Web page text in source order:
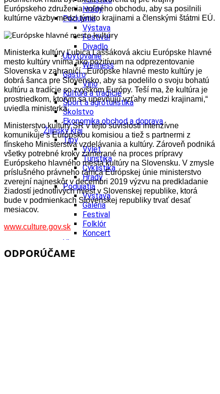
Hrady
Podujatia
Výstava
Festival
Divadlo
Ubytovanie
Wellness
Gastro
Víno
Kultúra a tradície
Šport a agroturistika
Školstvo
Ekonomika obchod a doprava
Žilinský kraj
Tipy
Výlet
Turistika
Cyklistika
Hrady
Podujatia
Výstava
Galéria
Festival
Folklór
Koncert
Ubytovanie
Európskeho združenia voľného obchodu, aby sa posilnili
kultúrne väzby medzi týmito krajinami a členskými štátmi EÚ.
Ministerka kultúry Ľubica Laššáková akciu Európske hlavné
mesto kultúry vníma ako pozitívum na odprezentovanie
Slovenska v zahraničí. „Európske hlavné mesto kultúry je
dobrá šanca pre Slovensko, aby sa podelilo o svoju bohatú
kultúru a tradície so zvyškom Európy. Teší ma, že kultúra je
prostriedkom, ktorým sa upevňujú vzťahy medzi krajinami,“
uviedla ministerka.
Ministerstvo kultúry SR v tejto súvislosti intenzívne
komunikuje s Európskou komisiou a tiež s partnermi z
fínskeho Ministerstva vzdelávania a kultúry. Zároveň podniká
všetky potrebné kroky zamerané na proces prípravy
Európskeho hlavného mesta kultúry na Slovensku. V zmysle
príslušného právneho rámca Európskej únie ministerstvo
zverejní najneskôr v decembri 2019 výzvu na predkladanie
žiadostí jednotlivých miest v Slovenskej republike, ktorá
bude v podmienkach Slovenskej republiky trvať desať
mesiacov.
www.culture.gov.sk
ODPORÚČAME